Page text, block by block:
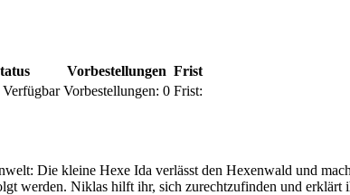
Vorbestellungen Frist
Verfügbar Vorbestellungen: 0 Frist:
Die kleine Hexe Ida verlässt den Hexenwald und
werden. Niklas hilft ihr, sich zurechtzufinden und erklärt